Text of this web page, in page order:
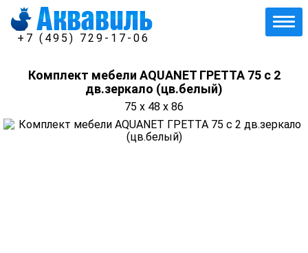
+7 (495) 729-17-06
Комплект мебели AQUANET ГРЕТТА 75 с 2
дв.зеркало (цв.белый)
75 x 48 x 86